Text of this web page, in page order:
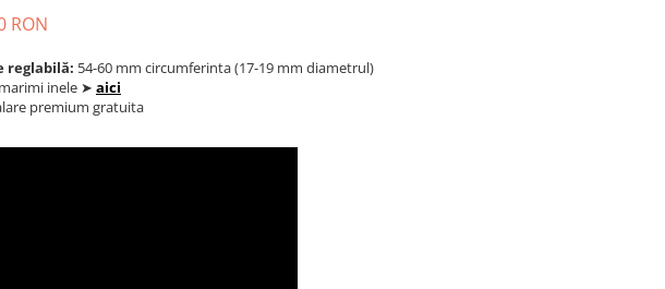
RON
reglabilă: 54-60 mm circumferinta (17-19 mm diametrul)
inele ➤ aici
premium gratuita